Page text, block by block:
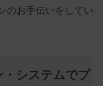
のお手伝いをしてい
システムでプ